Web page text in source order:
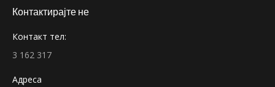
Контактирајте не
Контакт тел:
3 162 317
Адреса